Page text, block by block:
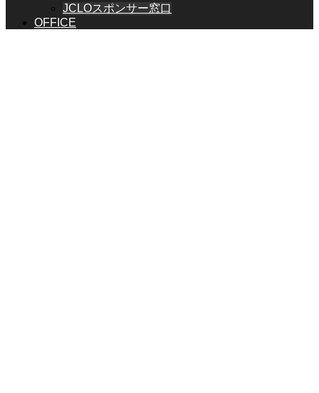
JCLOスポンサー窓口
OFFICE